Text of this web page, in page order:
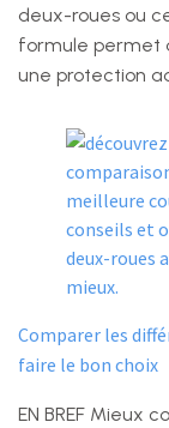
deux-roues ou
formule permet
une protection
Comparer les
faire le bon choix
EN BREF Mieux